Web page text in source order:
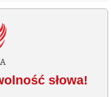
słowa!